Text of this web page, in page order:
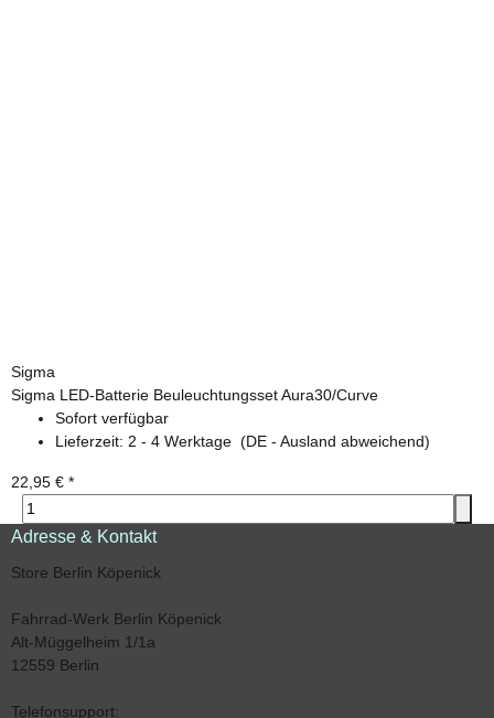
Sigma
Sigma LED-Batterie Beuleuchtungsset Aura30/Curve
Sofort verfügbar
Lieferzeit: 2 - 4 Werktage (DE - Ausland abweichend)
22,95 € *
Adresse & Kontakt
Store Berlin Köpenick
Fahrrad-Werk Berlin Köpenick
Alt-Müggelheim 1/1a
12559 Berlin
Telefonsupport: